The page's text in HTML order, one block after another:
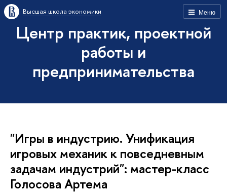
Меню
Высшая школа экономики
Центр практик, проектной
работы и
предпринимательства
"Игры в индустрию. Унификация
игровых механик к повседневным
задачам индустрий": мастер-класс
Голосова Артема